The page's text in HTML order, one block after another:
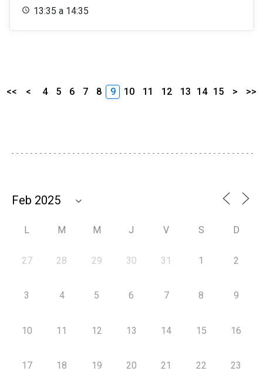
13:35 a 14:35
<< < 4 5 6 7 8 9 10 11 12 13 14 15 > >>
L M M J V S D
27 28 29 30 31 1 2
3 4 5 6 7 8 9
10 11 12 13 14 15 16
17 18 19 20 21 22 23